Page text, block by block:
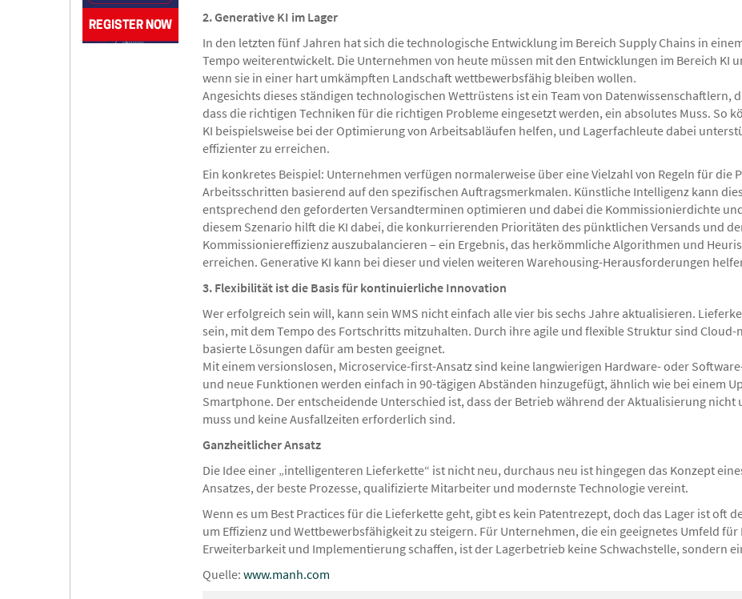
2. Generative KI im Lager
In den letzten fünf Jahren hat sich die technologische Entwicklung im Bereich Supply Chains in
Tempo weiterentwickelt. Die Unternehmen von heute müssen mit den Entwicklungen im Bereich KI
wenn sie in einer hart umkämpften Landschaft wettbewerbsfähig bleiben wollen.
Angesichts dieses ständigen technologischen Wettrüstens ist ein Team von Datenwissenschaftlern,
dass die richtigen Techniken für die richtigen Probleme eingesetzt werden, ein absolutes Muss. So
KI beispielsweise bei der Optimierung von Arbeitsabläufen helfen, und Lagerfachleute dabei
effizienter zu erreichen.
Ein konkretes Beispiel: Unternehmen verfügen normalerweise über eine Vielzahl von Regeln für die
Arbeitsschritten basierend auf den spezifischen Auftragsmerkmalen. Künstliche Intelligenz kann
entsprechend den geforderten Versandterminen optimieren und dabei die Kommissionierdichte
diesem Szenario hilft die KI dabei, die konkurrierenden Prioritäten des pünktlichen Versands und
Kommissioniereffizienz auszubalancieren – ein Ergebnis, das herkömmliche Algorithmen und
erreichen. Generative KI kann bei dieser und vielen weiteren Warehousing-Herausforderungen
3. Flexibilität ist die Basis für kontinuierliche Innovation
Wer erfolgreich sein will, kann sein WMS nicht einfach alle vier bis sechs Jahre aktualisieren.
sein, mit dem Tempo des Fortschritts mitzuhalten. Durch ihre agile und flexible Struktur sind Cloud-
basierte Lösungen dafür am besten geeignet.
Mit einem versionslosen, Microservice-first-Ansatz sind keine langwierigen Hardware- oder
und neue Funktionen werden einfach in 90-tägigen Abständen hinzugefügt, ähnlich wie bei einem
Smartphone. Der entscheidende Unterschied ist, dass der Betrieb während der Aktualisierung
muss und keine Ausfallzeiten erforderlich sind.
Ganzheitlicher Ansatz
Die Idee einer „intelligenteren Lieferkette“ ist nicht neu, durchaus neu ist hingegen das Konzept
Ansatzes, der beste Prozesse, qualifizierte Mitarbeiter und modernste Technologie vereint.
Wenn es um Best Practices für die Lieferkette geht, gibt es kein Patentrezept, doch das Lager ist oft
um Effizienz und Wettbewerbsfähigkeit zu steigern. Für Unternehmen, die ein geeignetes Umfeld
Erweiterbarkeit und Implementierung schaffen, ist der Lagerbetrieb keine Schwachstelle, sondern
Quelle: www.manh.com